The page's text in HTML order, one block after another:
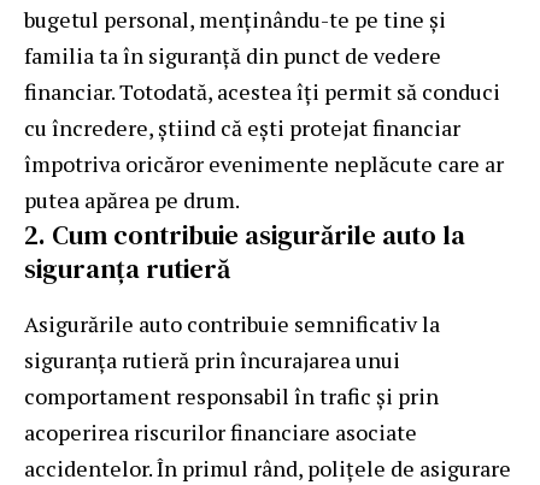
bugetul personal, menținându-te pe tine și
familia ta în siguranță din punct de vedere
financiar. Totodată, acestea îți permit să conduci
cu încredere, știind că ești protejat financiar
împotriva oricăror evenimente neplăcute care ar
putea apărea pe drum.
2. Cum contribuie asigurările auto la
siguranța rutieră
Asigurările auto contribuie semnificativ la
siguranța rutieră prin încurajarea unui
comportament responsabil în trafic și prin
acoperirea riscurilor financiare asociate
accidentelor. În primul rând, polițele de asigurare